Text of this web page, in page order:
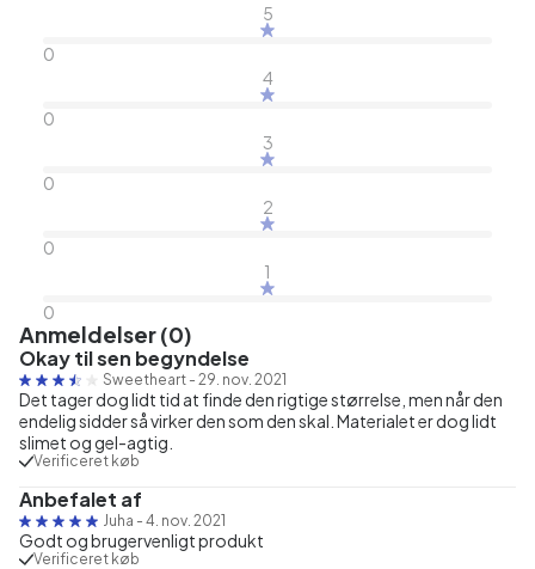
5
0
4
0
3
0
2
0
1
0
Anmeldelser (0)
Okay til sen begyndelse
Sweetheart - 29. nov. 2021
Det tager dog lidt tid at finde den rigtige størrelse, men når den
endelig sidder så virker den som den skal. Materialet er dog lidt
slimet og gel-agtig.
Verificeret køb
Anbefalet af
Juha - 4. nov. 2021
Godt og brugervenligt produkt
Verificeret køb